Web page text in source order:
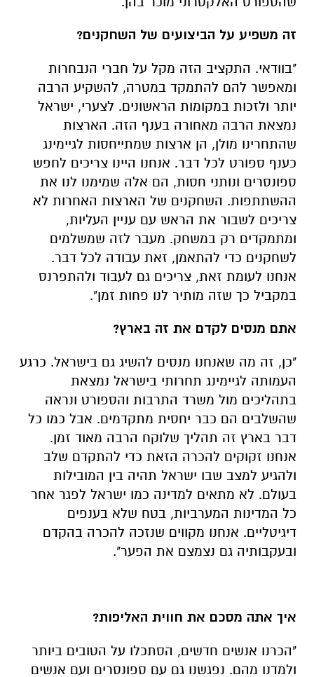
זה משפיע על הביצועים של השחקנים?
"בוודאי. התקציב הזה מקל על חברי הנבחרות
ומאפשר להם להתמקד במטרה, להשקיע הרבה
יותר ולזכות במקומות הראשונים. לצערי, ישראל
נמצאת הרבה מאחורה בענף הזה. הארצות
שהתחרינו מולן, הן ארצות שמתייחסות לגיימינג
כענף ספורט לכל דבר. אנחנו היינו צריכים לחפש
ספונסרים ונותני חסות, הם אלה שמימנו לנו את
ההשתתפות. השחקנים של הארצות האחרות לא
צריכים לשבור את הראש עם עניין העליות,
ומתמקדים רק במשחק. מעבר לזה שמשלמים
לשחקנים כדי להתאמן, זאת עבודה לכל דבר.
אנחנו לעומת זאת, צריכים גם לעבוד ולהתפרנס
במקביל כך שזה מותיר לנו פחות זמן".
אתם מנסים לקדם את זה בארץ?
"כן, זה מה שאנחנו מנסים להשיג גם בישראל. כרגע
העמותה לגיימינג תחרותי בישראל נמצאת
בתהליכים מול משרד התרבות והספורט ונראה
שהשלבים הם כבר יחסית מתקדמים. אבל כמו כל
דבר בארץ זה תהליך שלוקח הרבה מאוד זמן.
אנחנו זקוקים להכרה הזאת כדי להתקדם שלב
ולהגיע למצב שבו ישראל תהיה בין המובילות
בעולם. לא מתאים למדינה כמו ישראל לפגר אחר
כל המדינות המערביות, בטח שלא בענפים
דיגיטליים. אנחנו מקווים שנזכה להכרה בהקדם
ובעקבותיה גם נצמצם את הפער".
איך אתה מסכם את חווית האליפות?
"הכרנו אנשים חדשים, הסתכלו על הטובים ביותר
ולמדנו מהם. נפגשנו גם עם ספונסרים ועם אנשים